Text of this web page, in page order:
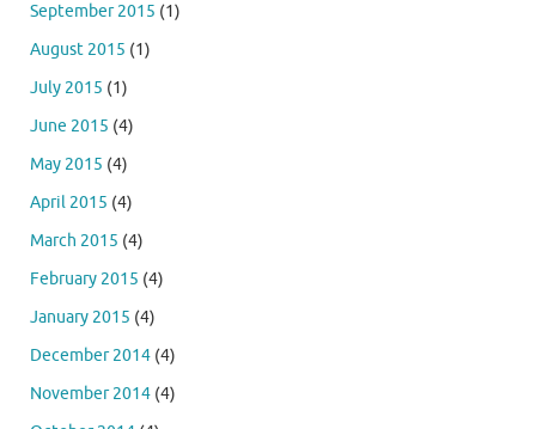
September 2015 (1)
August 2015 (1)
July 2015 (1)
June 2015 (4)
May 2015 (4)
April 2015 (4)
March 2015 (4)
February 2015 (4)
January 2015 (4)
December 2014 (4)
November 2014 (4)